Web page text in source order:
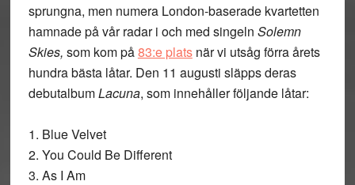
sprungna, men numera London-baserade kvartetten
hamnade på vår radar i och med singeln Solemn
Skies, som kom på83:e platsnär vi utsåg förra årets
hundra bästa låtar. Den 11 augusti släpps deras
debutalbumLacuna, som innehåller följande låtar:
1. Blue Velvet
2. You Could Be Different
3. As I Am